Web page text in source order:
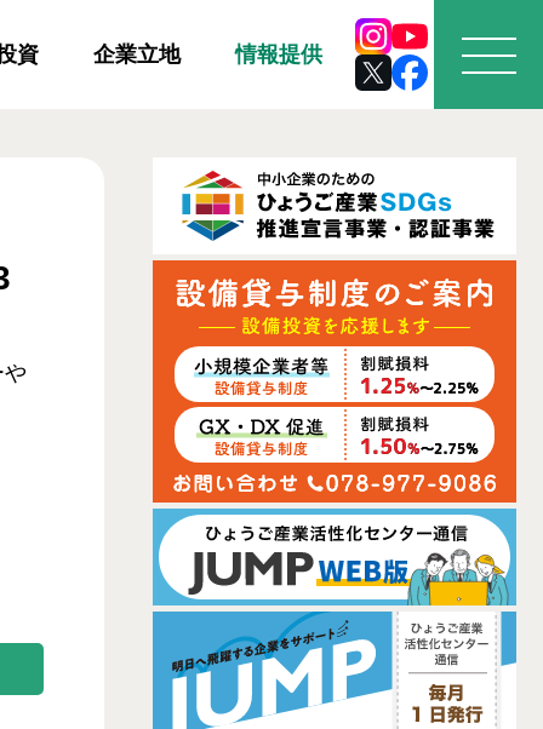
資 企業立地 情報提供